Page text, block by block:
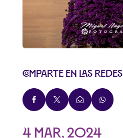
Comparte en las redes
   
4 Mar, 2024